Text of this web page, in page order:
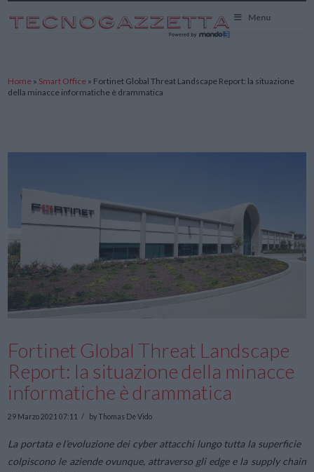
Menu
Home » Smart Office » Fortinet Global Threat Landscape Report: la situazione
della minacce informatiche è drammatica
Fortinet Global Threat Landscape
Report: la situazione della minacce
informatiche è drammatica
29 Marzo 2021 07:11 by Thomas De Vido
La portata e l’evoluzione dei cyber attacchi lungo tutta la superficie
colpiscono le aziende ovunque, attraverso gli edge e la supply chain